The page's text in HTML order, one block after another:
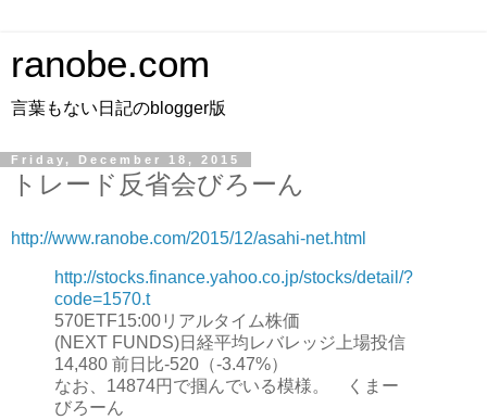
ranobe.com
言葉もない日記のblogger版
Friday, December 18, 2015
トレード反省会びろーん
http://www.ranobe.com/2015/12/asahi-net.html
http://stocks.finance.yahoo.co.jp/stocks/detail/?
code=1570.t
570ETF15:00リアルタイム株価
(NEXT FUNDS)日経平均レバレッジ上場投信
14,480 前日比-520（-3.47%）
なお、14874円で掴んでいる模様。 くまー
びろーん